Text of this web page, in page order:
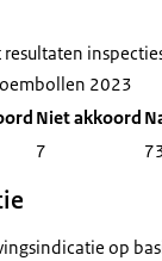
resultaten
2023
Niet akkoord
7
op